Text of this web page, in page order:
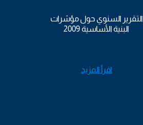
التقرير السنوي حول مؤشرات
البنية الأساسية 2009
اقرأ المزيد